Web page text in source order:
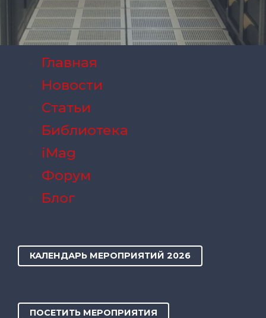
Главная
Новости
Статьи
Библиотека
iMag
Форум
Блог
КАЛЕНДАРЬ МЕРОПРИЯТИЙ 2026
ПОСЕТИТЬ МЕРОПРИЯТИЯ